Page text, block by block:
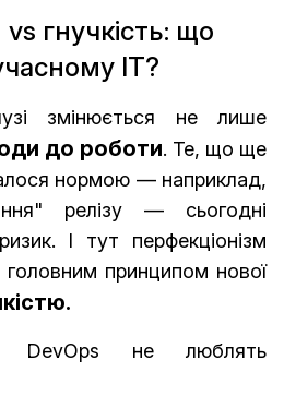
гнучкість: що
IT?
змінюється не лише
до роботи. Те, що ще
нормою — наприклад,
релізу — сьогодні
І тут перфекціонізм
головним принципом нової
не люблять